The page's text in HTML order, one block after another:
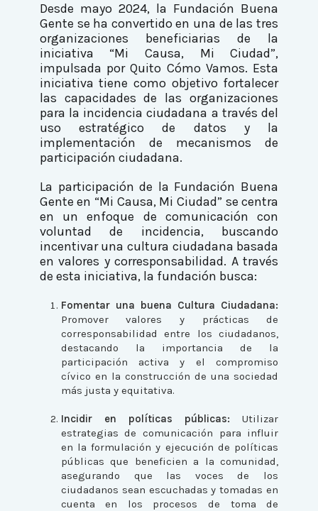
Desde mayo 2024, la Fundación Buena
Gente se ha convertido en una de las tres
organizaciones beneficiarias de la
iniciativa “Mi Causa, Mi Ciudad”,
impulsada por Quito Cómo Vamos. Esta
iniciativa tiene como objetivo fortalecer
las capacidades de las organizaciones
para la incidencia ciudadana a través del
uso estratégico de datos y la
implementación de mecanismos de
participación ciudadana.
La participación de la Fundación Buena
Gente en “Mi Causa, Mi Ciudad” se centra
en un enfoque de comunicación con
voluntad de incidencia, buscando
incentivar una cultura ciudadana basada
en valores y corresponsabilidad. A través
de esta iniciativa, la fundación busca:
Fomentar una buena Cultura Ciudadana:
Promover valores y prácticas de
corresponsabilidad entre los ciudadanos,
destacando la importancia de la
participación activa y el compromiso
cívico en la construcción de una sociedad
más justa y equitativa.
Incidir en políticas públicas: Utilizar
estrategias de comunicación para influir
en la formulación y ejecución de políticas
públicas que beneficien a la comunidad,
asegurando que las voces de los
ciudadanos sean escuchadas y tomadas en
cuenta en los procesos de toma de